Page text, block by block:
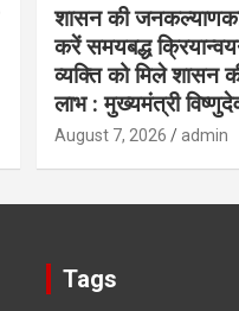
शासन की
करें समयबद्ध
व्यक्ति को मिले शासन
लाभ : मुख्यमंत्री
August 7, 2026 admin
Tags